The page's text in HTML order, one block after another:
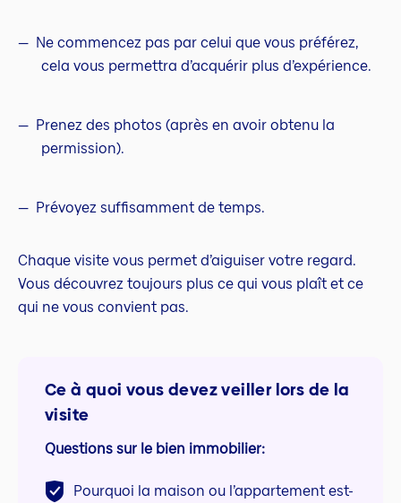
Ne commencez pas par celui que vous préférez,
cela vous permettra d’acquérir plus d’expérience.
Prenez des photos (après en avoir obtenu la
permission).
Prévoyez suffisamment de temps.
Chaque visite vous permet d’aiguiser votre regard.
Vous découvrez toujours plus ce qui vous plaît et ce
qui ne vous convient pas.
Ce à quoi vous devez veiller lors de la
visite
Questions sur le bien immobilier:
Pourquoi la maison ou l’appartement est-